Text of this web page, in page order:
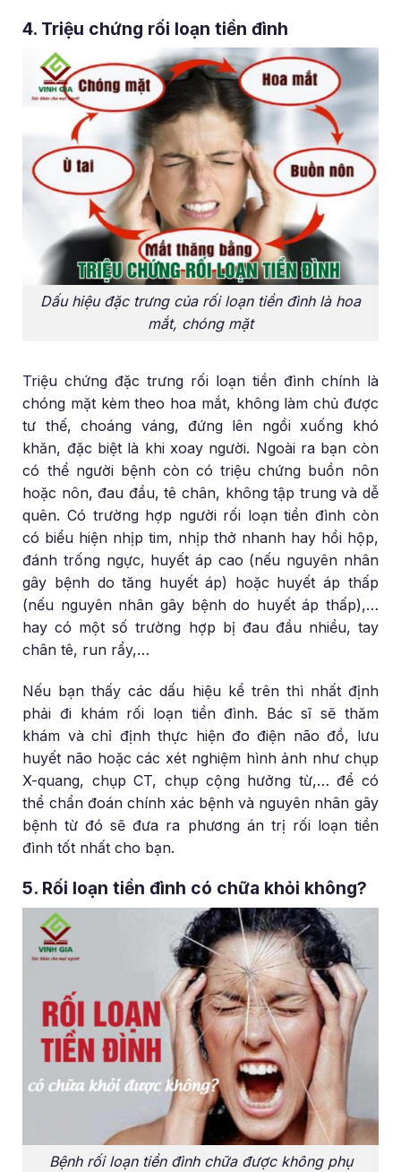
4. Triệu chứng rối loạn tiền đình
Dấu hiệu đặc trưng của rối loạn tiền đình là hoa
mắt, chóng mặt
Triệu chứng đặc trưng rối loạn tiền đình chính là
chóng mặt kèm theo hoa mắt, không làm chủ được
tư thế, choáng váng, đứng lên ngồi xuống khó
khăn, đặc biệt là khi xoay người. Ngoài ra bạn còn
có thể người bệnh còn có triệu chứng buồn nôn
hoặc nôn, đau đầu, tê chân, không tập trung và dễ
quên. Có trường hợp người rối loạn tiền đình còn
có biểu hiện nhịp tim, nhịp thở nhanh hay hồi hộp,
đánh trống ngực, huyết áp cao (nếu nguyên nhân
gây bệnh do tăng huyết áp) hoặc huyết áp thấp
(nếu nguyên nhân gây bệnh do huyết áp thấp),…
hay có một số trường hợp bị đau đầu nhiều, tay
chân tê, run rẩy,…
Nếu bạn thấy các dấu hiệu kể trên thì nhất định
phải đi khám rối loạn tiền đình. Bác sĩ sẽ thăm
khám và chỉ định thực hiện đo điện não đồ, lưu
huyết não hoặc các xét nghiệm hình ảnh như chụp
X-quang, chụp CT, chụp cộng hưởng từ,… để có
thể chẩn đoán chính xác bệnh và nguyên nhân gây
bệnh từ đó sẽ đưa ra phương án trị rối loạn tiền
đình tốt nhất cho bạn.
5. Rối loạn tiền đình có chữa khỏi không?
Bệnh rối loạn tiền đình chữa được không phụ